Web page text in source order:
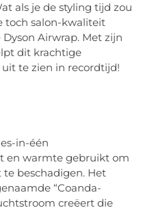
als je de styling tijd zou
toch salon-kwaliteit
Airwrap. Met zijn
dit krachtige
te zien in recordtijd!
in-één
en warmte gebruikt om
beschadigen. Het
“Coanda-
creëert die